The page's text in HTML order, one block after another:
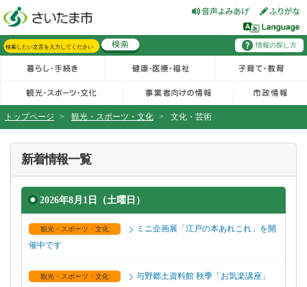
情報の探し方
トップページ > 観光・スポーツ・文化 > 文化・芸術
新着情報一覧
2026年8月1日（土曜日）
観光・スポーツ・文化
ミニ企画展「江戸の本あれこれ」を開
催中です
観光・スポーツ・文化
与野郷土資料館 秋季「お気楽講座」